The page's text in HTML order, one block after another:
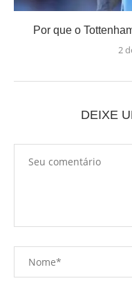
Por que o
2
DEIXE